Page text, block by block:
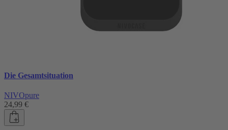
Die Gesamtsituation
NIVOpure
24,99 €